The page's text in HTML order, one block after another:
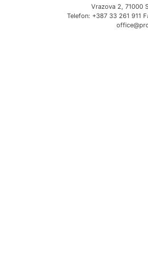
Vrazova 2, 71000
Telefon: +387 33 261 911